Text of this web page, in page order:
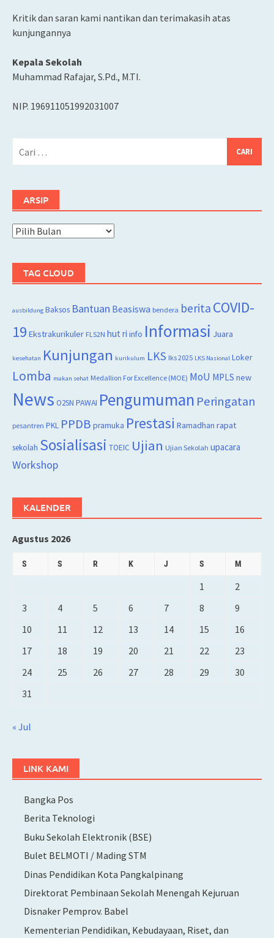
Kritik dan saran kami nantikan dan terimakasih atas
kunjungannya
Kepala Sekolah
Muhammad Rafajar, S.Pd., M.TI.
NIP. 196911051992031007
ARSIP
Arsip
TAG CLOUD
ausbildung Baksos Bantuan Beasiswa bendera berita COVID-
19 Ekstrakurikuler FLS2N hut ri info Informasi Juara
kesehatan Kunjungan kurikulum LKS lks 2025 LKS Nasional Loker
Lomba makan sehat Medallion For Excellence (MOE) MoU MPLS new
News O2SN PAWAI Pengumuman Peringatan
pesantren PKL PPDB pramuka Prestasi Ramadhan rapat
sekolah Sosialisasi TOEIC Ujian Ujian Sekolah upacara
Workshop
KALENDER
Agustus 2026
S S R K J S M
1
2
3
4 5 6 7 8
9
10
11 12 13 14 15
16
17
18 19 20 21 22
23
24
25 26 27 28 29
30
31
« Jul
LINK KAMI
Bangka Pos
Berita Teknologi
Buku Sekolah Elektronik (BSE)
Bulet BELMOTI / Mading STM
Dinas Pendidikan Kota Pangkalpinang
Direktorat Pembinaan Sekolah Menengah Kejuruan
Disnaker Pemprov. Babel
Kementerian Pendidikan, Kebudayaan, Riset, dan